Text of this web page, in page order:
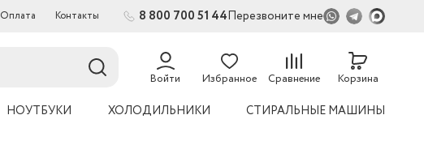
Оплата Контакты 8 800 700 51 44Перезвоните мне
Войти Избранное Сравнение Корзина
НОУТБУКИ ХОЛОДИЛЬНИКИ СТИРАЛЬНЫЕ МАШИНЫ